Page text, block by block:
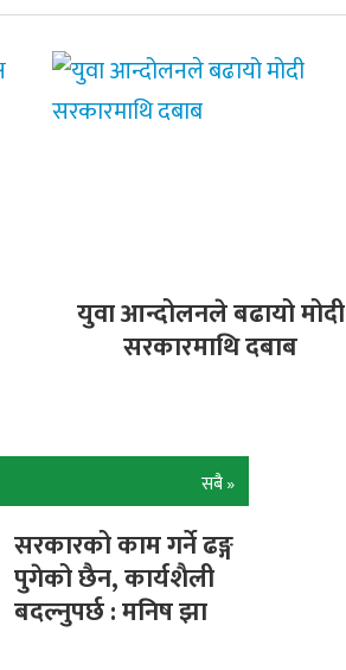
युवा आन्दोलनले बढायो मोदी
सरकारमाथि दबाब
सबै »
सरकारको काम गर्ने ढङ्ग
पुगेको छैन, कार्यशैली
बदल्नुपर्छ : मनिष झा